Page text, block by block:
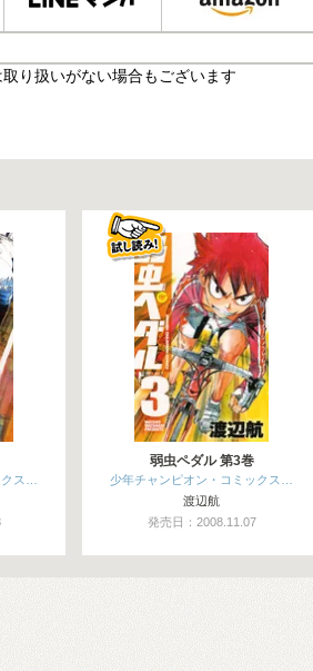
り扱いがない場合もございます
ス…
弱虫ペダル 第3巻
少年チャンピオン・コミックス…
渡辺航
発売日：2008.11.07